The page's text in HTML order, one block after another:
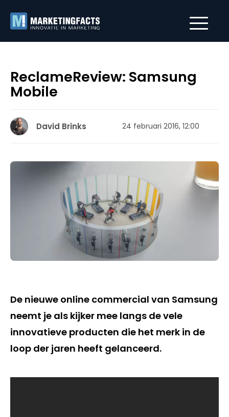
ReclameReview: Samsung
Mobile
David Brinks 24 februari 2016, 12:00
De nieuwe online commercial van Samsung
neemt je als kijker mee langs de vele
innovatieve producten die het merk in de
loop der jaren heeft gelanceerd.